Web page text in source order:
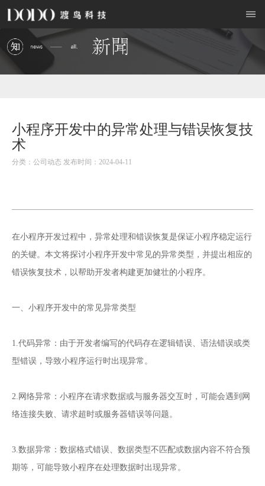
小程序开发中的异常处理与错误恢复技
术
分类：公司动态 发布时间：2024-04-11
在小程序开发过程中，异常处理和错误恢复是保证小程序稳定运行
的关键。本文将探讨小程序开发中常见的异常类型，并提出相应的
错误恢复技术，以帮助开发者构建更加健壮的小程序。
一、小程序开发中的常见异常类型
1.代码异常：由于开发者编写的代码存在逻辑错误、语法错误或类
型错误，导致小程序运行时出现异常。
2.网络异常：小程序在请求数据或与服务器交互时，可能会遇到网
络连接失败、请求超时或服务器错误等问题。
3.数据异常：数据格式错误、数据类型不匹配或数据内容不符合预
期等，可能导致小程序在处理数据时出现异常。